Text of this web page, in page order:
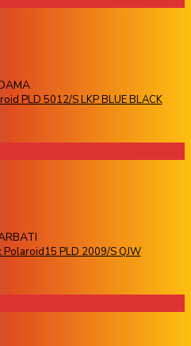
PLD 5012/S LKP BLUE BLACK
Polaroid15 PLD 2009/S QJW